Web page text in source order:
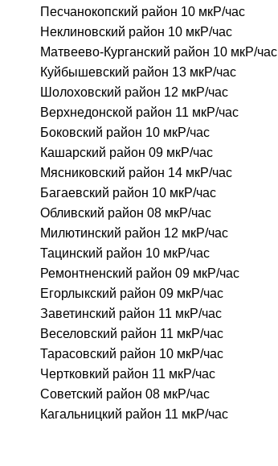
Песчанокопский район 10 мкР/час
Неклиновский район 10 мкР/час
Матвеево-Курганский район 10 мкР/час
Куйбышевский район 13 мкР/час
Шолоховский район 12 мкР/час
Верхнедонской район 11 мкР/час
Боковский район 10 мкР/час
Кашарский район 09 мкР/час
Мясниковский район 14 мкР/час
Багаевский район 10 мкР/час
Обливский район 08 мкР/час
Милютинский район 12 мкР/час
Тацинский район 10 мкР/час
Ремонтненский район 09 мкР/час
Егорлыкский район 09 мкР/час
Заветинский район 11 мкР/час
Веселовский район 11 мкР/час
Тарасовский район 10 мкР/час
Чертковкий район 11 мкР/час
Советский район 08 мкР/час
Кагальницкий район 11 мкР/час